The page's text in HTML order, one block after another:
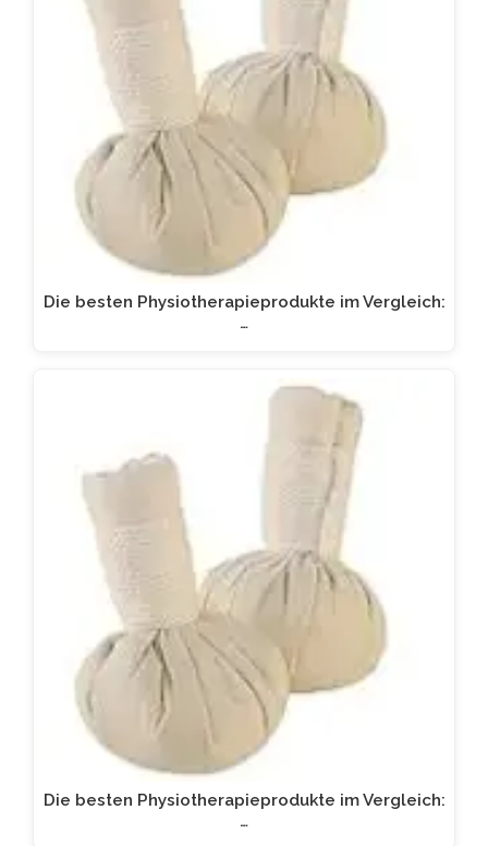
Die besten Physiotherapieprodukte im Vergleich:
…
Die besten Physiotherapieprodukte im Vergleich:
…